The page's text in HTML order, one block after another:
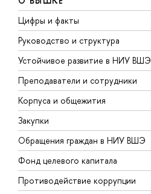
Цифры и факты
Руководство и структура
Устойчивое развитие в НИУ ВШЭ
Преподаватели и сотрудники
Корпуса и общежития
Закупки
Обращения граждан в НИУ ВШЭ
Фонд целевого капитала
Противодействие коррупции